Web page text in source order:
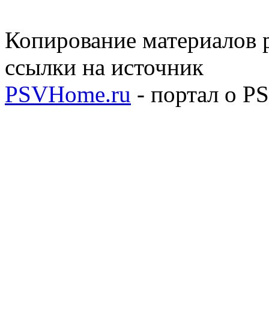
Копирование материалов
ссылки на источник
PSVHome.ru - портал о